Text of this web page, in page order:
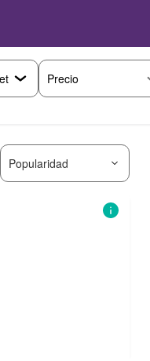
Precio
Popularidad